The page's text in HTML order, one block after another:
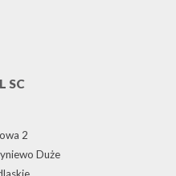
SC
2
Duże